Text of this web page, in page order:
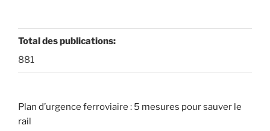
Total des publications:
881
Plan d’urgence ferroviaire : 5 mesures pour sauver le
rail